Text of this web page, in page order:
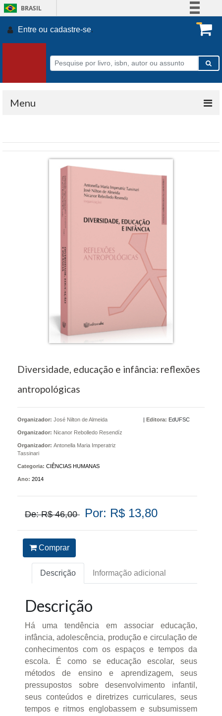
BRASIL
Participe
Acesso à informação
Legislação
Entre ou cadastre-se.
Menu
Diversidade, educação e infância: reflexões
antropológicas
Organizador: José Nilton de Almeida
Organizador: Nicanor Rebolledo Resendíz
Organizador: Antonella Maria Imperatriz
Tassinari
|Editora: EdUFSC
Categoria: CIÊNCIAS HUMANAS
Ano: 2014
De: R$ 46,00 Por: R$ 13,80
Comprar
Descrição Informação adicional
Descrição
Há uma tendência em associar educação,
infância, adolescência, produção e circulação de
conhecimentos com os espaços e tempos da
escola. É como se educação escolar, seus
métodos de ensino e aprendizagem, seus
pressupostos sobre desenvolvimento infantil,
seus conteúdos e diretrizes curriculares, seus
tempos e ritmos englobassem e subsumissem